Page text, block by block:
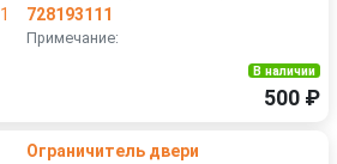
728193111
Примечание:
В наличии
500 ₽
Ограничитель двери